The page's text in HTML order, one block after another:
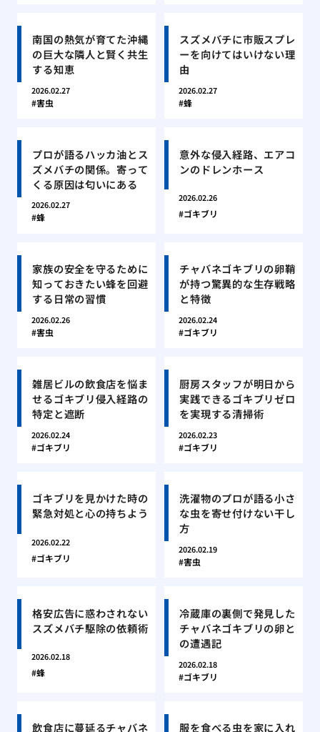
南国の熱気が育てた沖縄
の巨大な隣人と賢く共生
する知恵
2026.02.27
害虫
スズメバチに市販スプレ
ーを向けてはいけない理
由
2026.02.27
蜂
プロが語るハッカ油とス
ズメバチの関係。寄って
くる原因は匂いにある
2026.02.27
蜂
意外な侵入経路、エアコ
ンのドレンホース
2026.02.26
ゴキブリ
家族の安全を守るために
知っておきたい蜂を回避
する日常の習慣
2026.02.26
害虫
チャバネゴキブリの卵鞘
が持つ驚異的な生存戦略
と特徴
2026.02.24
ゴキブリ
雑居ビルの飲食店を悩ま
せるゴキブリ侵入経路の
特定と遮断
2026.02.24
ゴキブリ
厨房スタッフが明日から
実践できるゴキブリゼロ
を実現する清掃術
2026.02.23
ゴキブリ
ゴキブリを見かけた時の
緊急対処と心の持ちよう
2026.02.22
ゴキブリ
洗濯物のプロが語る小さ
な虫を寄せ付けない干し
方
2026.02.19
害虫
格安広告に惑わされない
スズメバチ駆除の依頼術
2026.02.18
蜂
冷蔵庫の裏側で発見した
チャバネゴキブリの卵と
の遭遇記
2026.02.18
ゴキブリ
飲食店に蔓延るチャバネ
服を食べる虫を家に入れ